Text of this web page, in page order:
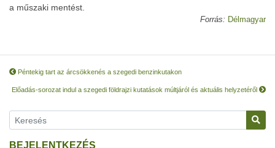
a műszaki mentést.
Forrás: Délmagyar
Péntekig tart az árcsökkenés a szegedi benzinkutakon
Előadás-sorozat indul a szegedi földrajzi kutatások múltjáról és aktuális helyzetéről
BEJELENTKEZÉS